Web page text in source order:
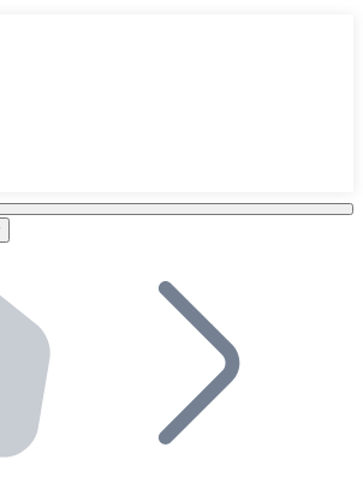
solución en tu plataforma.
Bitnovo en tu negocio y permite que
API en tu ecosistema.